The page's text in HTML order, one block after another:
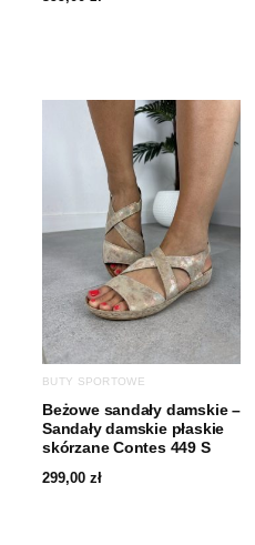
BUTY SPORTOWE
Beżowe sandały damskie –
Sandały damskie płaskie
skórzane Contes 449 S
299,00 zł